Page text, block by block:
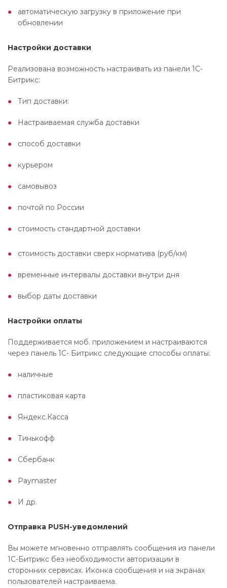
автоматическую загрузку в приложение при
обновлении
Настройки доставки
Реализована возможность настраивать из панели 1С-
Битрикс:
Тип доставки:
Настраиваемая служба доставки
способ доставки
курьером
самовывоз
почтой по России
стоимость стандартной доставки
стоимость доставки сверх норматива (руб/км)
временные интервалы доставки внутри дня
выбор даты доставки
Настройки оплаты
Поддерживается моб. приложением и настраиваются
через панель 1С- Битрикс следующие способы оплаты:
наличные
пластиковая карта
Яндекс.Касса
Тинькофф
Сбербанк
Paymaster
И др.
Отправка PUSH-уведомлений
Вы можете мгновенно отправлять сообщения из панели
1С-Битрикс без необходимости авторизации в
сторонних сервисах. Иконка сообщения и на экранах
пользователей настраиваема.